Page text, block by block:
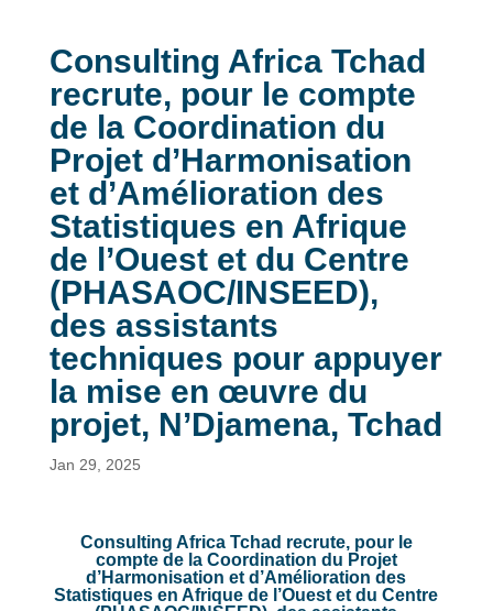
Consulting Africa Tchad
recrute, pour le compte
de la Coordination du
Projet d’Harmonisation
et d’Amélioration des
Statistiques en Afrique
de l’Ouest et du Centre
(PHASAOC/INSEED),
des assistants
techniques pour appuyer
la mise en œuvre du
projet, N’Djamena, Tchad
Jan 29, 2025
Consulting Africa Tchad recrute, pour le
compte de la Coordination du Projet
d’Harmonisation et d’Amélioration des
Statistiques en Afrique de l’Ouest et du Centre